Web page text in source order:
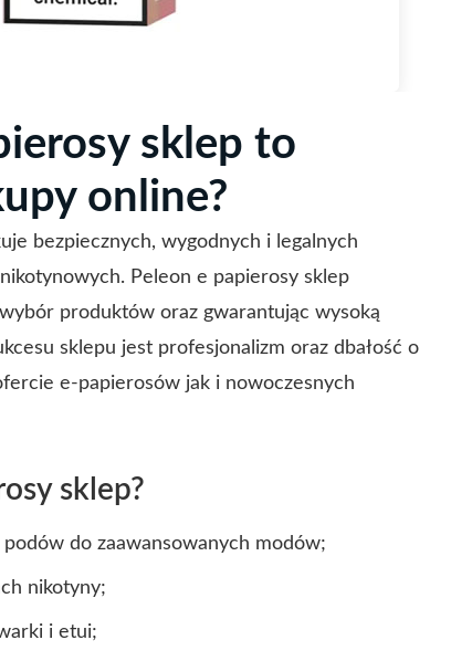
sklep to
online?
bezpiecznych, wygodnych i legalnych
Peleon e papierosy sklep
produktów oraz gwarantując wysoką
sklepu jest profesjonalizm oraz dbałość o
e-papierosów jak i nowoczesnych
sklep?
do zaawansowanych modów;
nikotyny;
i etui;